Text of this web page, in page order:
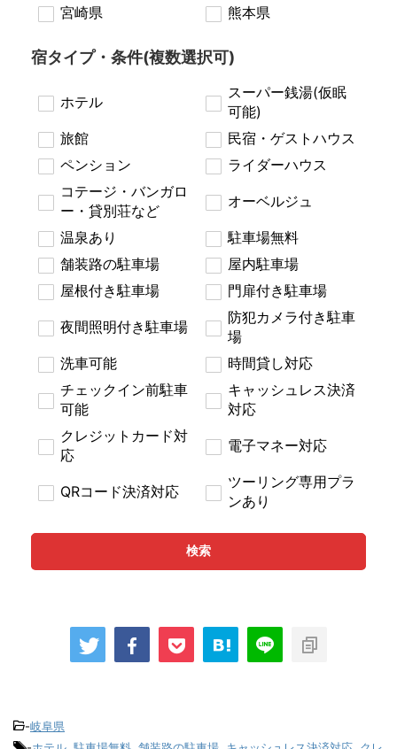
宮崎県 熊本県
宿タイプ・条件(複数選択可)
ホテル
スーパー銭湯(仮眠
可能)
旅館
民宿・ゲストハウス
ペンション
ライダーハウス
コテージ・バンガロ
ー・貸別荘など
オーベルジュ
温泉あり
駐車場無料
舗装路の駐車場
屋内駐車場
屋根付き駐車場
門扉付き駐車場
夜間照明付き駐車場
防犯カメラ付き駐車
場
洗車可能
時間貸し対応
チェックイン前駐車
可能
キャッシュレス決済
対応
クレジットカード対
応
電子マネー対応
QRコード決済対応
ツーリング専用プラ
ンあり
検索
-岐阜県